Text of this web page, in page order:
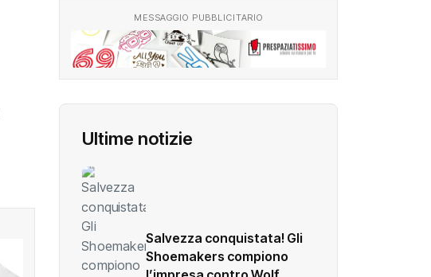
MESSAGGIO PUBBLICITARIO
Ultime notizie
Salvezza conquistata! Gli
Shoemakers compiono